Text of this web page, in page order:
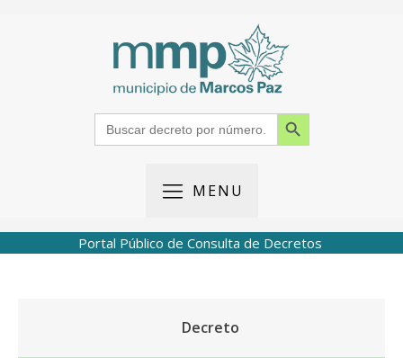
Search
for:
Search Button
MENU
Portal Público de Consulta de Decretos
Decreto